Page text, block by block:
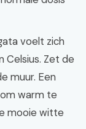
voelt zich
Celsius. Zet de
muur. Een
warm te
mooie witte